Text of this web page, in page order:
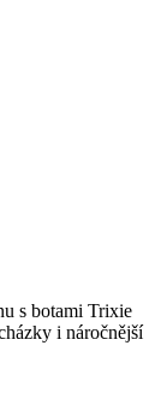
s botami Trixie
i náročnější